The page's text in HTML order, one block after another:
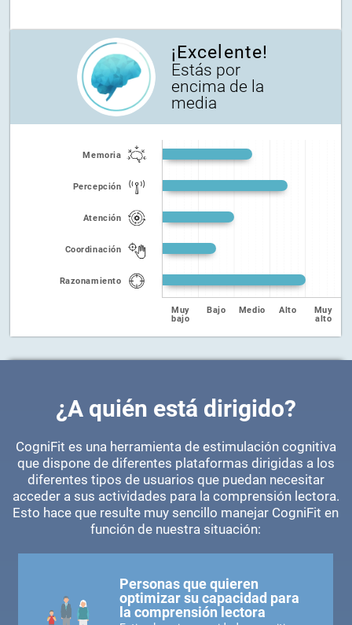
¡Excelente!
Estás por
encima de la
media
Memoria
Percepción
Atención
Coordinación
Razonamiento
Muy
bajo
Bajo Medio Alto
Muy
alto
¿A quién está dirigido?
CogniFit es una herramienta de estimulación cognitiva
que dispone de diferentes plataformas dirigidas a los
diferentes tipos de usuarios que puedan necesitar
acceder a sus actividades para la comprensión lectora.
Esto hace que resulte muy sencillo manejar CogniFit en
función de nuestra situación:
Personas que quieren
optimizar su capacidad para
la comprensión lectora